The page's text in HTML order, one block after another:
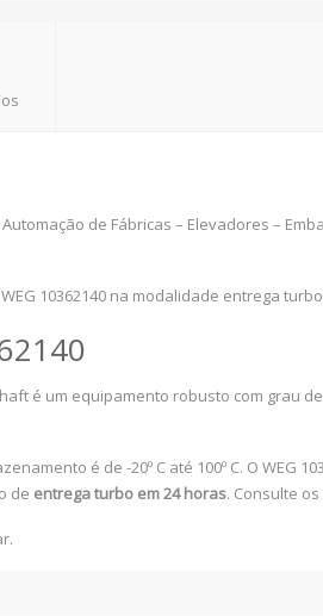
de Fábricas – Elevadores –
10362140 na modalidade entrega
é um equipamento robusto com grau
é de -20º C até 100º C. O WEG
de entrega turbo em 24 horas. Consulte